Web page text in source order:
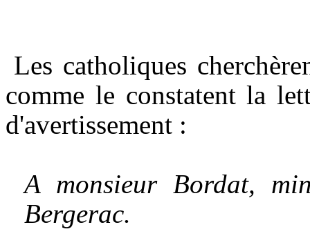
Les catholiques
comme le constatent la
d'avertissement :
A monsieur Bordat,
Bergerac.